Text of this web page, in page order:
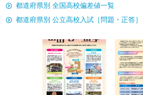
都道府県別 全国高校偏差値一覧
都道府県別 公立高校入試［問題・正答］